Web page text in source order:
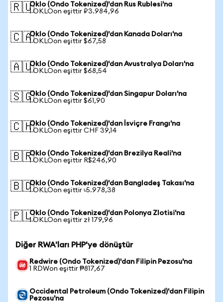
🇷🇺Oklo (Ondo Tokenized)'dan Rus Rublesi'na
1 OKLOon eşittir ₽3.984,96
🇨🇦Oklo (Ondo Tokenized)'dan Kanada Doları'na
1 OKLOon eşittir $67,58
🇦🇺Oklo (Ondo Tokenized)'dan Avustralya Doları'na
1 OKLOon eşittir $68,54
🇸🇬Oklo (Ondo Tokenized)'dan Singapur Doları'na
1 OKLOon eşittir $61,90
🇨🇭Oklo (Ondo Tokenized)'dan İsviçre Frangı'na
1 OKLOon eşittir CHF 39,14
🇧🇷Oklo (Ondo Tokenized)'dan Brezilya Reali'na
1 OKLOon eşittir R$246,90
🇧🇩Oklo (Ondo Tokenized)'dan Bangladeş Takası'na
1 OKLOon eşittir ৳5.978,38
🇵🇱Oklo (Ondo Tokenized)'dan Polonya Zlotisi'na
1 OKLOon eşittir zł 179,96
Diğer RWA'ları PHP'ye dönüştür
Redwire (Ondo Tokenized)'dan Filipin Pezosu'na
1 RDWon eşittir ₱817,67
Occidental Petroleum (Ondo Tokenized)'dan Filipin
Pezosu'na